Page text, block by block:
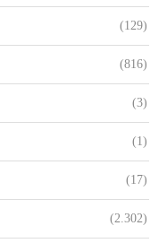
(129)
(816)
(3)
(1)
(17)
(2.302)